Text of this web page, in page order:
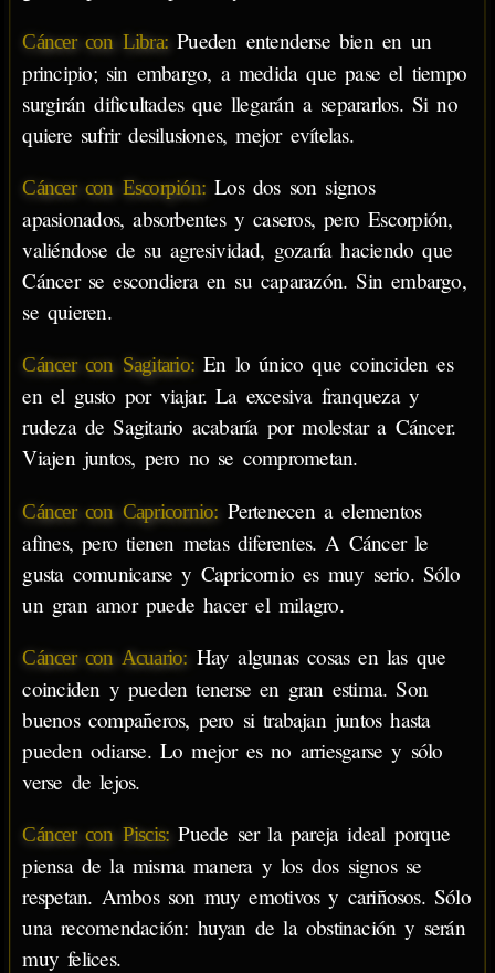
Cáncer con Libra: Pueden entenderse bien en un
principio; sin embargo, a medida que pase el tiempo
surgirán dificultades que llegarán a separarlos. Si no
quiere sufrir desilusiones, mejor evítelas.
Cáncer con Escorpión: Los dos son signos
apasionados, absorbentes y caseros, pero Escorpión,
valiéndose de su agresividad, gozaría haciendo que
Cáncer se escondiera en su caparazón. Sin embargo,
se quieren.
Cáncer con Sagitario: En lo único que coinciden es
en el gusto por viajar. La excesiva franqueza y
rudeza de Sagitario acabaría por molestar a Cáncer.
Viajen juntos, pero no se comprometan.
Cáncer con Capricornio: Pertenecen a elementos
afines, pero tienen metas diferentes. A Cáncer le
gusta comunicarse y Capricornio es muy serio. Sólo
un gran amor puede hacer el milagro.
Cáncer con Acuario: Hay algunas cosas en las que
coinciden y pueden tenerse en gran estima. Son
buenos compañeros, pero si trabajan juntos hasta
pueden odiarse. Lo mejor es no arriesgarse y sólo
verse de lejos.
Cáncer con Piscis: Puede ser la pareja ideal porque
piensa de la misma manera y los dos signos se
respetan. Ambos son muy emotivos y cariñosos. Sólo
una recomendación: huyan de la obstinación y serán
muy felices.